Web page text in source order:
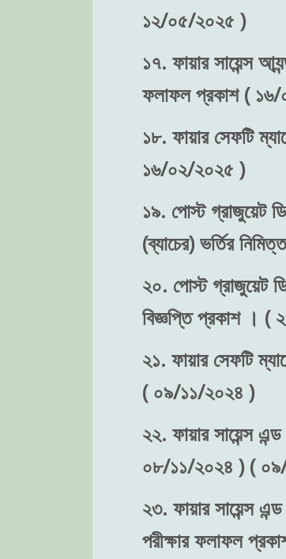
১২/০৫/২০২৫ )
১৭. ফায়ার সায়েন্স
ফলাফল প্রকাশ (
১৮. ফায়ার সেফটি
১৬/০২/২০২৫ )
১৯. পোস্ট গ্রাজুয়েট
(ব্যাচের) ভর্তির
২০. পোস্ট গ্রাজুয়েট
বিজ্ঞপ্তি প্রকাশ ।
২১. ফায়ার সেফটি
( ০৯/১১/২০২৪ )
২২. ফায়ার সায়েন্স
০৮/১১/২০২৪ ) (
২৩. ফায়ার সায়েন্স
পরীক্ষার ফলাফল